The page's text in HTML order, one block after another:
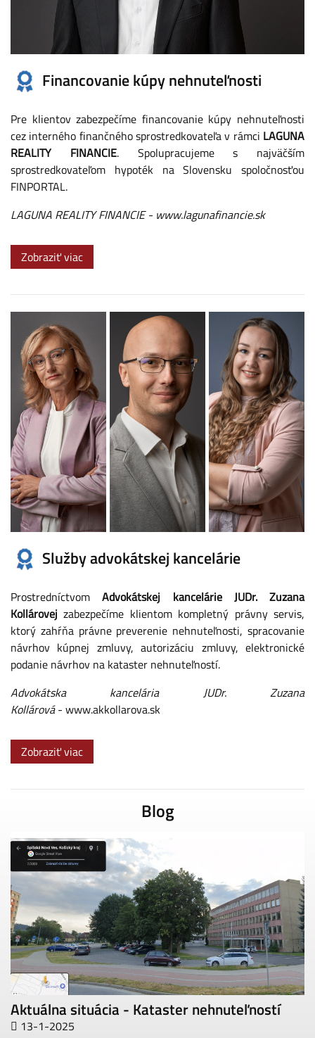
Financovanie kúpy nehnuteľnosti
Pre klientov zabezpečíme financovanie kúpy nehnuteľnosti
cez interného finančného sprostredkovateľa v rámci LAGUNA
REALITY FINANCIE. Spolupracujeme s najväčším
sprostredkovateľom hypoték na Slovensku spoločnosťou
FINPORTAL.
LAGUNA REALITY FINANCIE- www.lagunafinancie.sk
Zobraziť viac
Služby advokátskej kancelárie
ProstredníctvomAdvokátskej kancelárie JUDr. Zuzana
Kollárovej zabezpečíme klientom kompletný právny servis,
ktorý zahŕňa právne preverenie nehnuteľnosti, spracovanie
návrhov kúpnej zmluvy, autorizáciu zmluvy, elektronické
podanie návrhov na kataster nehnuteľností.
Advokátska kancelária JUDr. Zuzana
Kollárová- www.akkollarova.sk
Zobraziť viac
Blog
Aktuálna situácia - Kataster nehnuteľností
13-1-2025